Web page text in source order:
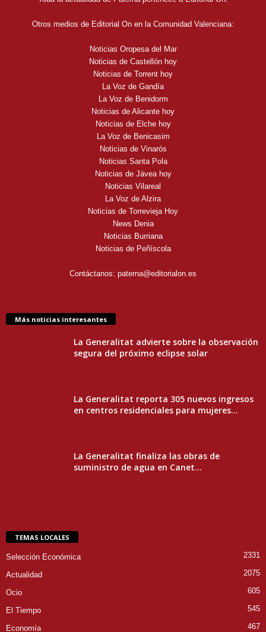
Otros medios de Editorial On en la Comunidad Valenciana:
Noticias Oropesa del Mar
Noticias de Castellón hoy
Noticias de Torrent hoy
La Voz de Gandía
La Voz de Benidorm
Noticias de Alicante hoy
Noticias de Elche hoy
La Voz de Benicasim
Noticias de Vinaròs
Noticias Santa Pola
Noticias de Jávea hoy
Noticias Vilareal
La Voz de Alzira
Noticias de Torrevieja Hoy
News Denia
Noticias Burriana
Noticias de Peñíscola
Contáctanos: paterna@editorialon.es
Más noticias interesantes
La Generalitat advierte sobre la observación
segura del próximo eclipse solar
La Generalitat reporta 305 nuevos ingresos
en centros residenciales para mujeres...
La Generalitat finaliza las obras de
suministro de agua en Canet...
TEMAS LOCALES
Selección Económica 2331
Actualidad 2075
Ocio 605
El Tiempo 545
Economía 467